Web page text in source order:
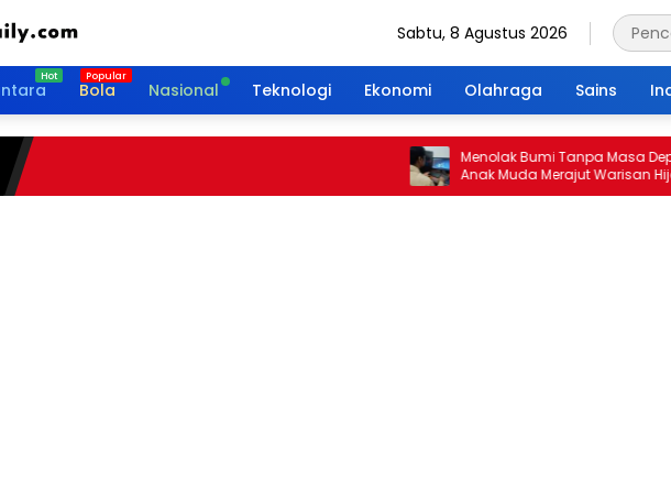
Sabtu, 8 Agustus 2026
Bola Nasional Teknologi Ekonomi Olahraga Sains
Menolak Bumi Tanpa Masa Depan:
Anak Muda Merajut Warisan Hijau
Portal Waktu